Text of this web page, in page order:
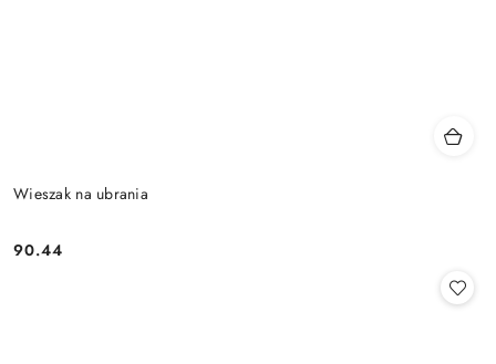
Wieszak na ubrania
Cena:
90.44